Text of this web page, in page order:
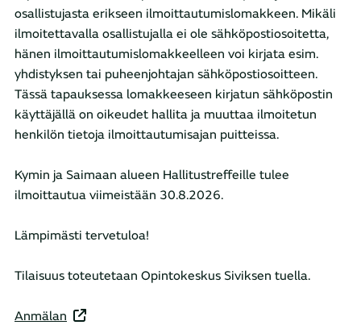
osallistujasta erikseen ilmoittautumislomakkeen. Mikäli
ilmoitettavalla osallistujalla ei ole sähköpostiosoitetta,
hänen ilmoittautumislomakkeelleen voi kirjata esim.
yhdistyksen tai puheenjohtajan sähköpostiosoitteen.
Tässä tapauksessa lomakkeeseen kirjatun sähköpostin
käyttäjällä on oikeudet hallita ja muuttaa ilmoitetun
henkilön tietoja ilmoittautumisajan puitteissa.
Kymin ja Saimaan alueen Hallitustreffeille tulee
ilmoittautua viimeistään 30.8.2026.
Lämpimästi tervetuloa!
Tilaisuus toteutetaan Opintokeskus Siviksen tuella.
Anmälan